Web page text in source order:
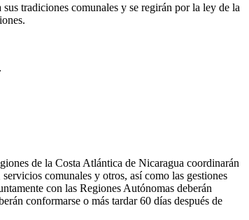
tradiciones comunales y se regirán por la ley de la
de la Costa Atlántica de Nicaragua coordinarán
comunales y otros, así como las gestiones
con las Regiones Autónomas deberán
conformarse o más tardar 60 días después de